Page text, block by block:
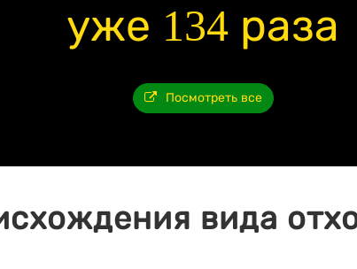
уже 134 раза
Посмотреть все
вида